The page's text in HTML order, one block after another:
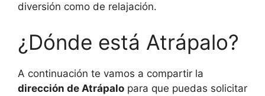
diversión como de relajación.
¿Dónde está Atrápalo?
A continuación te vamos a compartir la
dirección de Atrápalo para que puedas solicitar